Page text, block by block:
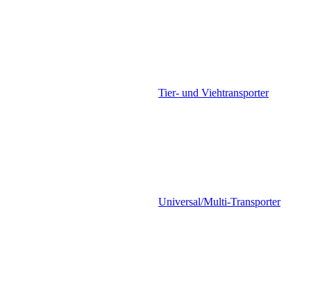
Tier- und Viehtransporter
Universal/Multi-Transporter